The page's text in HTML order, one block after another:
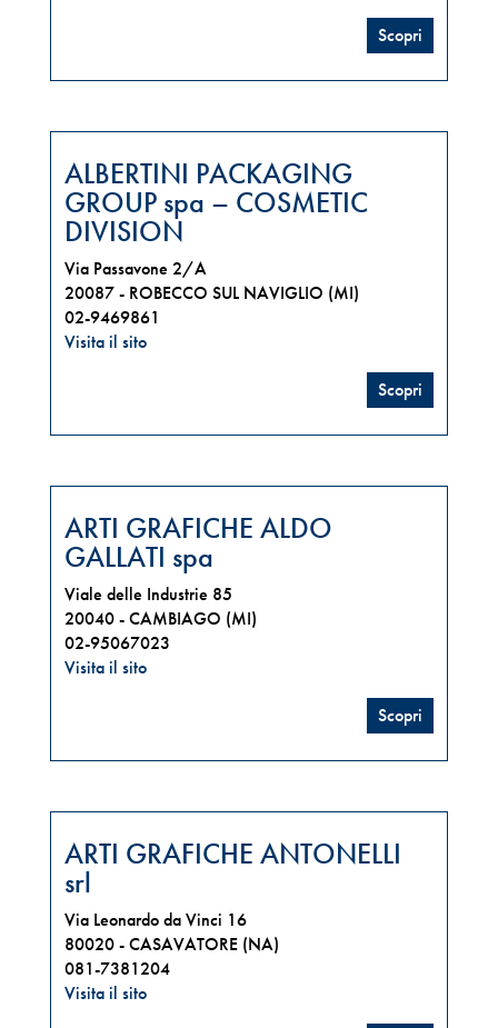
Scopri
ALBERTINI PACKAGING
GROUP spa – COSMETIC
DIVISION
Via Passavone 2/A
20087 - ROBECCO SUL NAVIGLIO (MI)
02-9469861
Visita il sito
Scopri
ARTI GRAFICHE ALDO
GALLATI spa
Viale delle Industrie 85
20040 -CAMBIAGO (MI)
02-95067023
Visita il sito
Scopri
ARTI GRAFICHE ANTONELLI
srl
Via Leonardo da Vinci 16
80020 -CASAVATORE (NA)
081-7381204
Visita il sito